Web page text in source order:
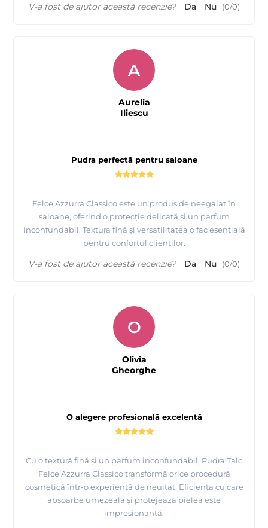
V-a fost de ajutor această recenzie? Da Nu (0/0)
Pudra perfectă pentru saloane
Felce Azzurra Classico este un produs de neegalat în
saloane, oferind o protecție delicată și un parfum
inconfundabil. Textura fină și versatilitatea o fac esențială
pentru confortul clienților.
A
Aurelia
Iliescu
V-a fost de ajutor această recenzie? Da Nu (0/0)
O alegere profesională excelentă
Cu o textură fină și un parfum inconfundabil, Pudra Talc
Felce Azzurra Classico transformă orice procedură
cosmetică într-o experiență de neuitat. Eficiența cu care
absoarbe umezeala și protejează pielea este
impresionantă.
O
Olivia
Gheorghe